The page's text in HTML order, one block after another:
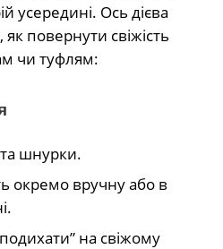
усередині. Ось дієва
як повернути свіжість
чи туфлям:
та шнурки.
окремо вручну або в
на свіжому